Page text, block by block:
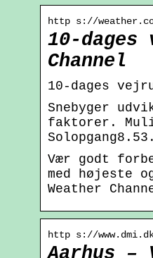
http s://
10-
Channel
10-dages
Snebyger
faktorer.
Solopgang8.53.
Vær godt
med højeste
Weather
http s://